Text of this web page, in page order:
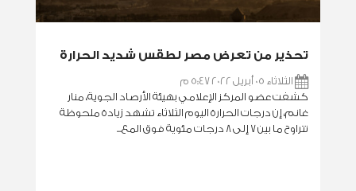
تحذير من تعرض مصر لطقس شديد الحرارة
الثلاثاء 05 أبريل 2022 5:47 م
كشفت عضو المركز الإعلامي بهيئة الأرصاد الجوية، منار
غانم، إن درجات الحرارة اليوم الثلاثاء تشهد زيادة ملحوظة
تتراوح ما بين 7 إلى 8 درجات مئوية فوق المع...